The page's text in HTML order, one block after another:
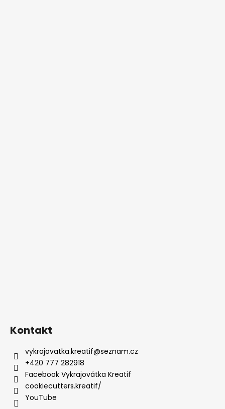
Kontakt
vykrajovatka.kreatif@seznam.cz
+420 777 282918
Facebook Vykrajovátka Kreatif
cookiecutters.kreatif/
YouTube